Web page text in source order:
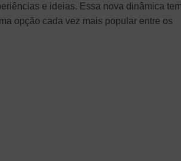
e ideias. Essa nova dinâmica
opção cada vez mais popular entre os